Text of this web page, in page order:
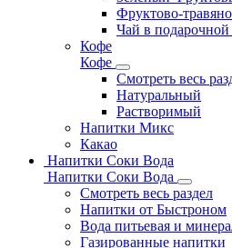
Фруктово-
Чай в подарочной
Кофе
Кофе
Смотреть весь
Натуральный
Растворимый
Напитки Микс
Какао
Напитки Соки Вода
Напитки Соки Вода
Смотреть весь раздел
Напитки от Быстроном
Вода питьевая и
Газированные напитки